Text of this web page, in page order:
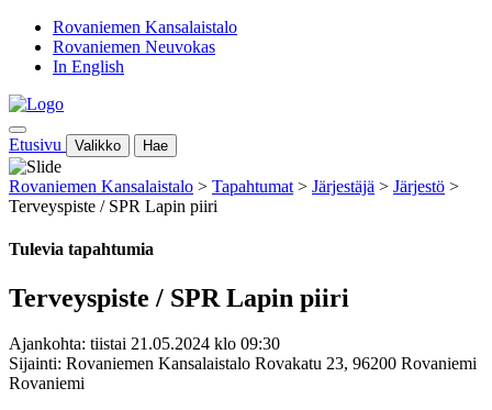
Rovaniemen Kansalaistalo
Rovaniemen Neuvokas
In English
Etusivu Valikko Hae
Rovaniemen Kansalaistalo > Tapahtumat > Järjestäjä > Järjestö >
Terveyspiste / SPR Lapin piiri
Tulevia tapahtumia
Terveyspiste / SPR Lapin piiri
Ajankohta: tiistai 21.05.2024 klo 09:30
Sijainti: Rovaniemen Kansalaistalo Rovakatu 23, 96200 Rovaniemi
Rovaniemi